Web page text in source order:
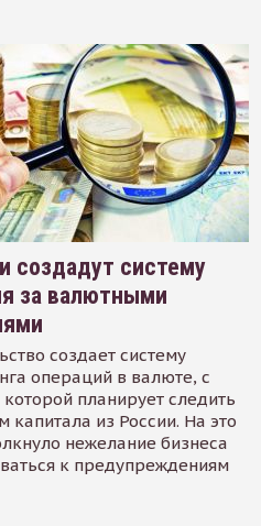
создадут систему
за валютными
создает систему
операций в валюте, с
планирует следить
капитала из России. На это
нежелание бизнеса
к предупреждениям